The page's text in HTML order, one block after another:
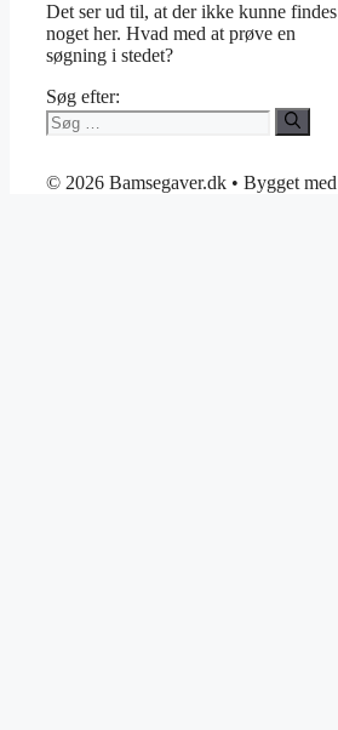
Det ser ud til, at der ikke kunne findes
noget her. Hvad med at prøve en
søgning i stedet?
Søg efter:
© 2026 Bamsegaver.dk • Bygget med